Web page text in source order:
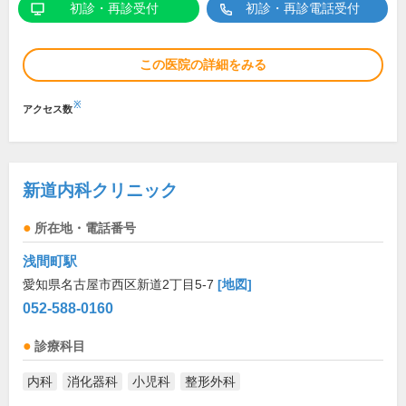
初診・再診受付 初診・再診電話受付
この医院の詳細をみる
アクセス数※
新道内科クリニック
所在地・電話番号
浅間町駅
愛知県名古屋市西区新道2丁目5-7 [地図]
052-588-0160
診療科目
内科 消化器科 小児科 整形外科